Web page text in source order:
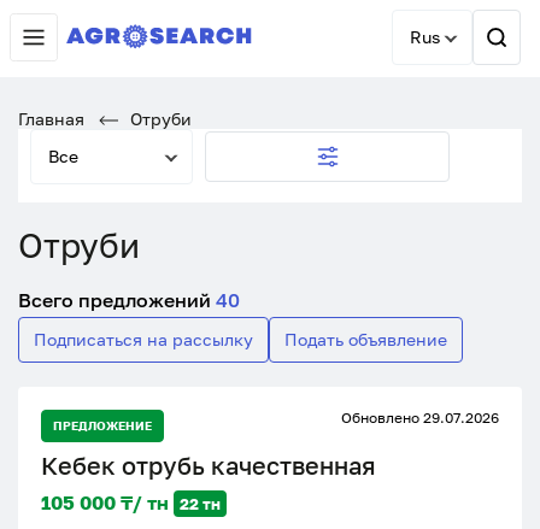
Rus
Главная
Отруби
Все
Отруби
Всего предложений 40
Подписаться на рассылку Подать объявление
ПРЕДЛОЖЕНИЕ Обновлено 29.07.2026
Кебек отрубь качественная
105 000 ₸/ тн 22 тн